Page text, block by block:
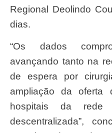
Regional Deolindo
dias.
“Os dados comprovam que estamos
avançando tanto na
de espera por
ampliação da oferta
hospitais da rede
descentralizada”,